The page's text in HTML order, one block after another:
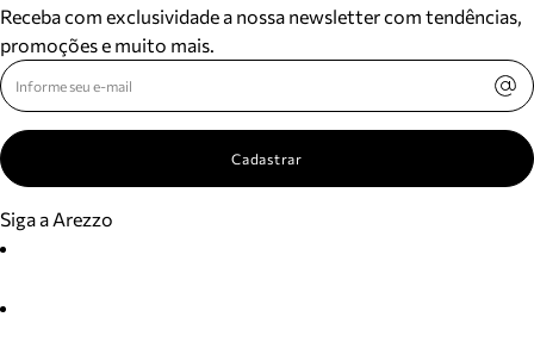
Receba com exclusividade a nossa newsletter com tendências,
promoções e muito mais.
Cadastrar
Siga a Arezzo